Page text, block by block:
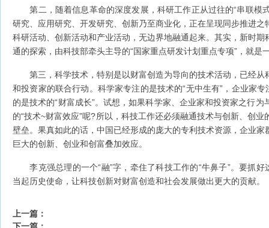
第二，随着信息革命的深度发展，科研工作正从过往的“串联模式
研究、应用研究、开发研究、创新乃至商业化，正在呈现同步推进
科研活动、创新活动和产业活动，无边界地融通起来。其实，新时
通的探索，由科技部牵头主导的“国家重点研发计划重点专项”，就是
第三，科学技术，特别是以财富创造为导向的技术活动，已经从
和投资家的联合行动。科学家专注的是技术的“无中生有”，企业家
的是技术的“财富成长”。试想，如果科学家、企业家和投资家之行
的“技术~财富效应”呢?所以，科技工作还必须融通技术与创新、创
壁垒。果真如此的话，中国已经形成的庞大的专利技术资源，企业
巨大的创新、创业和创富叠加效应。
李克强总理的一个“融”字，牵住了科技工作的“牛鼻子”。要抓好
当起历史使命，让科技创新对财富创造和社会发展做出更大的贡献。
上一篇：